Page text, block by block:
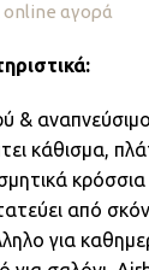
online αγορά
&
κάθισμα,
από
για